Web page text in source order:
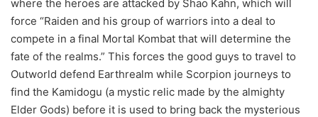
where the heroes are attacked by Shao Kahn, which will
force “Raiden and his group of warriors into a deal to
compete in a final Mortal Kombat that will determine the
fate of the realms.” This forces the good guys to travel to
Outworld defend Earthrealm while Scorpion journeys to
find the Kamidogu (a mystic relic made by the almighty
Elder Gods) before it is used to bring back the mysterious